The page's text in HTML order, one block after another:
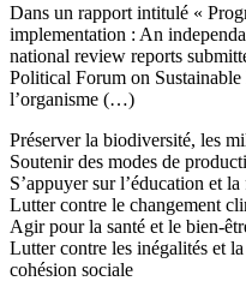
Dans un rapport intitulé «
implementation : An
national review reports
Political Forum on
l’organisme (…)
Préserver la biodiversité, les
Soutenir des modes de
S’appuyer sur l’éducation et
Lutter contre le changement
Agir pour la santé et le bien-
Lutter contre les inégalités et
cohésion sociale